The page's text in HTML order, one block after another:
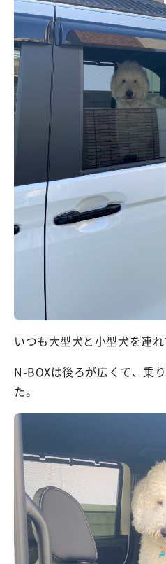
いつも大型犬と小型犬を連れ
N-BOXは後ろが広くて、乗
た。